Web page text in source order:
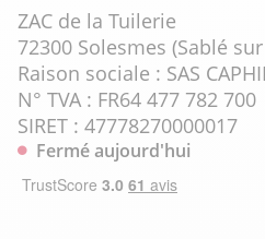
ZAC de la Tuilerie
72300 Solesmes (Sablé
Raison sociale : SAS
N° TVA : FR64 477 782 700
SIRET : 47778270000017
Fermé aujourd'hui